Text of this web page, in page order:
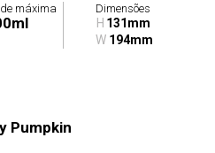
máxima Dimensões
H 131mm
W 194mm
Pumpkin